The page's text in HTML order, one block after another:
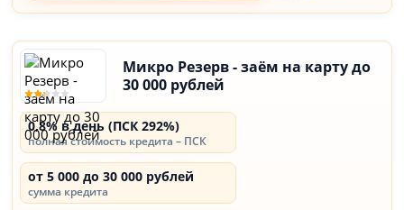
Микро Резерв - заём на карту до
30 000 рублей
0,8% в день (ПСК 292%)
полная стоимость кредита – ПСК
от 5 000 до 30 000 рублей
сумма кредита